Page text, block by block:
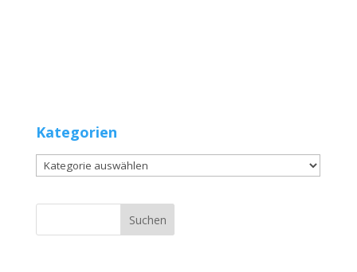
Kategorien
Kategorien